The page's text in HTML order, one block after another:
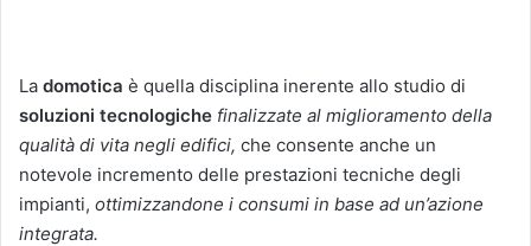
La domotica è quella disciplina inerente allo studio di
soluzioni tecnologiche finalizzate al miglioramento della
qualità di vita negli edifici, che consente anche un
notevole incremento delle prestazioni tecniche degli
impianti, ottimizzandone i consumi in base ad un’azione
integrata.